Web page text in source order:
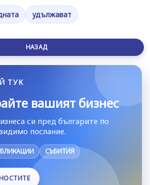
удължават
НАЗАД
ТУК
вашият бизнес
си пред българите по
послание.
СЪБИТИЯ